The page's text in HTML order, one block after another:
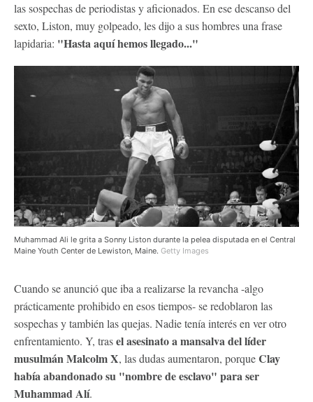
las sospechas de periodistas y aficionados. En ese descanso del
sexto, Liston, muy golpeado, les dijo a sus hombres una frase
lapidaria: "Hasta aquí hemos llegado..."
Muhammad Ali le grita a Sonny Liston durante la pelea disputada en el Central
Maine Youth Center de Lewiston, Maine. Getty Images
Cuando se anunció que iba a realizarse la revancha -algo
prácticamente prohibido en esos tiempos- se redoblaron las
sospechas y también las quejas. Nadie tenía interés en ver otro
enfrentamiento. Y, trasel asesinato a mansalva del líder
musulmán Malcolm X, las dudas aumentaron, porqueClay
había abandonado su "nombre de esclavo" para ser
Muhammad Alí.